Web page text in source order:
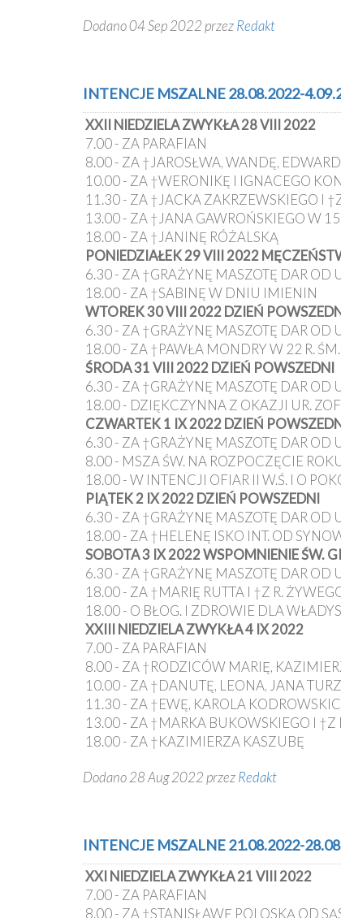
Dodano 04 Sep 2022 przezRedakt
INTENCJE MSZALNE 28.08.2022-
XXII NIEDZIELA ZWYKŁA 28 VIII 2022
7.00 - ZA PARAFIAN
8.00 - ZA †JAROSŁWA, WANDĘ,
10.00 - ZA †WERONIKĘ I IGNACEGO
11.30 - ZA †JACKA ZAKRZEWSKIEGO I
13.00 - ZA †JANA GAWROŃSKIEGO W
18.00 - ZA †JANINĘ RÓŻALSKĄ
PONIEDZIAŁEK 29 VIII 2022
6.30 - ZA †GRAŻYNĘ MASZOTĘ DAR OD
18.00 - ZA †SABINĘ W DNIU IMIENIN
WTOREK 30 VIII 2022 DZIEŃ
6.30 - ZA †GRAŻYNĘ MASZOTĘ DAR OD
18.00 - ZA †PAWŁA MONDRY W 22 R. ŚM.
ŚRODA 31 VIII 2022 DZIEŃ POWSZEDNI
6.30 - ZA †GRAŻYNĘ MASZOTĘ DAR OD
18.00 - DZIĘKCZYNNA Z OKAZJI UR.
CZWARTEK 1 IX 2022 DZIEŃ
6.30 - ZA †GRAŻYNĘ MASZOTĘ DAR OD
8.00 - MSZA ŚW. NA ROZPOCZĘCIE
18.00 - W INTENCJI OFIAR II W.Ś. I O
PIĄTEK 2 IX 2022 DZIEŃ POWSZEDNI
6.30 - ZA †GRAŻYNĘ MASZOTĘ DAR OD
18.00 - ZA †HELENĘ ISKO INT. OD
SOBOTA 3 IX 2022 WSPOMNIENIE ŚW.
6.30 - ZA †GRAŻYNĘ MASZOTĘ DAR OD
18.00 - ZA †MARIĘ RUTTA I †Z R.
18.00 - O BŁOG. I ZDROWIE DLA
XXIII NIEDZIELA ZWYKŁA 4 IX 2022
7.00 - ZA PARAFIAN
8.00 - ZA †RODZICÓW MARIĘ,
10.00 - ZA †DANUTĘ, LEONA, JANA
11.30 - ZA †EWĘ, KAROLA
13.00 - ZA †MARKA BUKOWSKIEGO I †Z
18.00 - ZA †KAZIMIERZA KASZUBĘ
Dodano 28 Aug 2022 przezRedakt
INTENCJE MSZALNE 21.08.2022-
XXI NIEDZIELA ZWYKŁA 21 VIII 2022
7.00 - ZA PARAFIAN
8.00 - ZA †STANISŁAWĘ POLOSKĄ OD